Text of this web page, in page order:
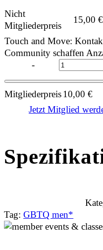
Nicht
Mitgliederpreis
15,00€
Touch and Move:
Community schaffen
-
Mitgliederpreis10,00€
Jetzt Mitglied
Tag: GBTQ men*